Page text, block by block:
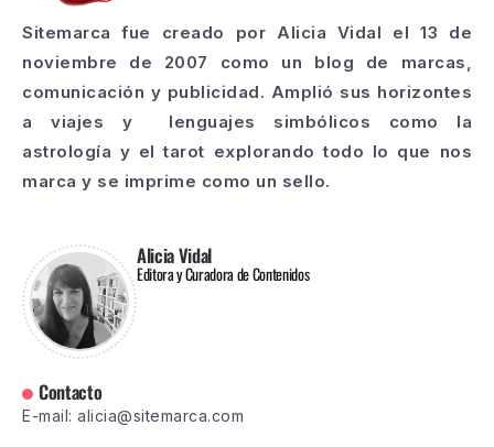
Sitemarca fue creado por Alicia Vidal el 13 de
noviembre de 2007 como un blog de marcas,
comunicación y publicidad. Amplió sus horizontes
a viajes y lenguajes simbólicos como la
astrología y el tarot explorando todo lo que nos
marca y se imprime como un sello.
Alicia Vidal
Editora y Curadora de Contenidos
Contacto
E-mail: alicia@sitemarca.com